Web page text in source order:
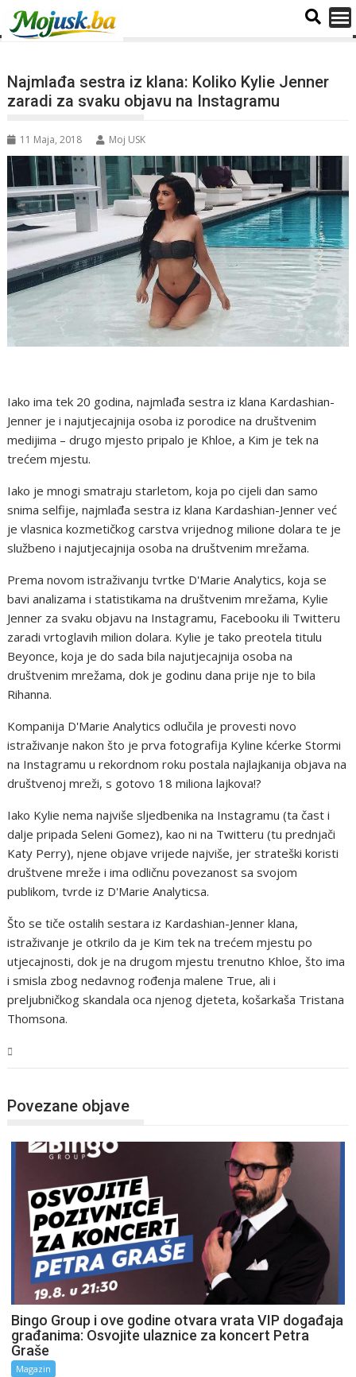
Najmlađa sestra iz klana: Koliko Kylie Jenner
zaradi za svaku objavu na Instagramu
11 Maja, 2018 Moj USK
Iako ima tek 20 godina, najmlađa sestra iz klana Kardashian-
Jenner je i najutjecajnija osoba iz porodice na društvenim
medijima – drugo mjesto pripalo je Khloe, a Kim je tek na
trećem mjestu.
Iako je mnogi smatraju starletom, koja po cijeli dan samo
snima selfije, najmlađa sestra iz klana Kardashian-Jenner već
je vlasnica kozmetičkog carstva vrijednog milione dolara te je
službeno i najutjecajnija osoba na društvenim mrežama.
Prema novom istraživanju tvrtke D'Marie Analytics, koja se
bavi analizama i statistikama na društvenim mrežama, Kylie
Jenner za svaku objavu na Instagramu, Facebooku ili Twitteru
zaradi vrtoglavih milion dolara. Kylie je tako preotela titulu
Beyonce, koja je do sada bila najutjecajnija osoba na
društvenim mrežama, dok je godinu dana prije nje to bila
Rihanna.
Kompanija D'Marie Analytics odlučila je provesti novo
istraživanje nakon što je prva fotografija Kyline kćerke Stormi
na Instagramu u rekordnom roku postala najlajkanija objava na
društvenoj mreži, s gotovo 18 miliona lajkova!?
Iako Kylie nema najviše sljedbenika na Instagramu (ta čast i
dalje pripada Seleni Gomez), kao ni na Twitteru (tu prednjači
Katy Perry), njene objave vrijede najviše, jer strateški koristi
društvene mreže i ima odličnu povezanost sa svojom
publikom, tvrde iz D'Marie Analyticsa.
Što se tiče ostalih sestara iz Kardashian-Jenner klana,
istraživanje je otkrilo da je Kim tek na trećem mjestu po
utjecajnosti, dok je na drugom mjestu trenutno Khloe, što ima
i smisla zbog nedavnog rođenja malene True, ali i
preljubničkog skandala oca njenog djeteta, košarkaša Tristana
Thomsona.
Povezane objave
Bingo Group i ove godine otvara vrata VIP događaja
građanima: Osvojite ulaznice za koncert Petra
Graše
Magazin